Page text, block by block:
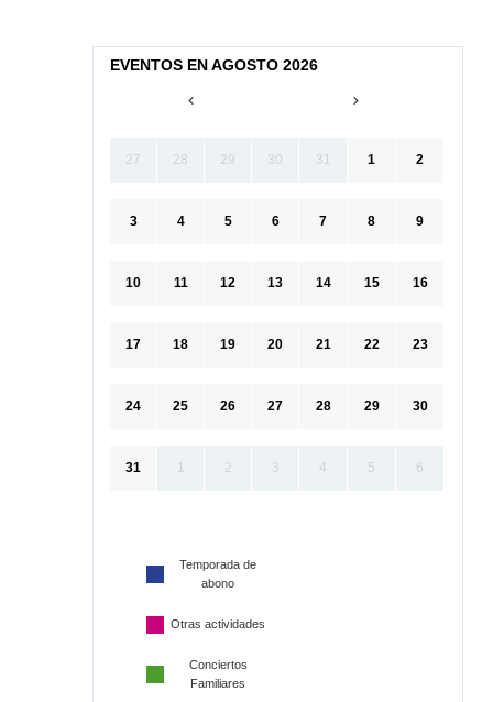
EVENTOS EN AGOSTO 2026
27 28 29 30 31 1 2
3 4 5 6 7 8 9
10 11 12 13 14 15 16
17 18 19 20 21 22 23
24 25 26 27 28 29 30
31 1 2 3 4 5 6
Temporada de
abono
Otras actividades
Conciertos
Familiares